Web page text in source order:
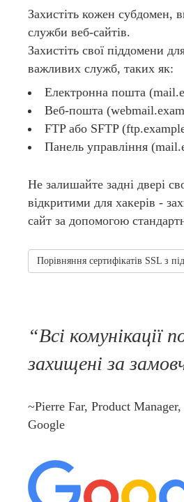
Захистіть кожен субдомен,
служби веб-сайтів.
Захистіть свої піддомени
важливих служб, таких як:
Електронна пошта
Веб-пошта
FTP або SFTP
Панель управління
Не залишайте задні двері
відкритими для хакерів -
сайт за допомогою
Порівняння сертифікатів SSL з
Всі комунікації
захищені за
~Pierre Far, Product Manager,
Google